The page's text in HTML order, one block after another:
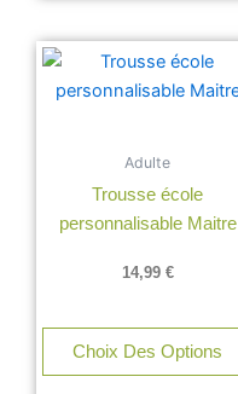
Adulte
Trousse école
personnalisable Maitre
14,99 €
Choix Des Options